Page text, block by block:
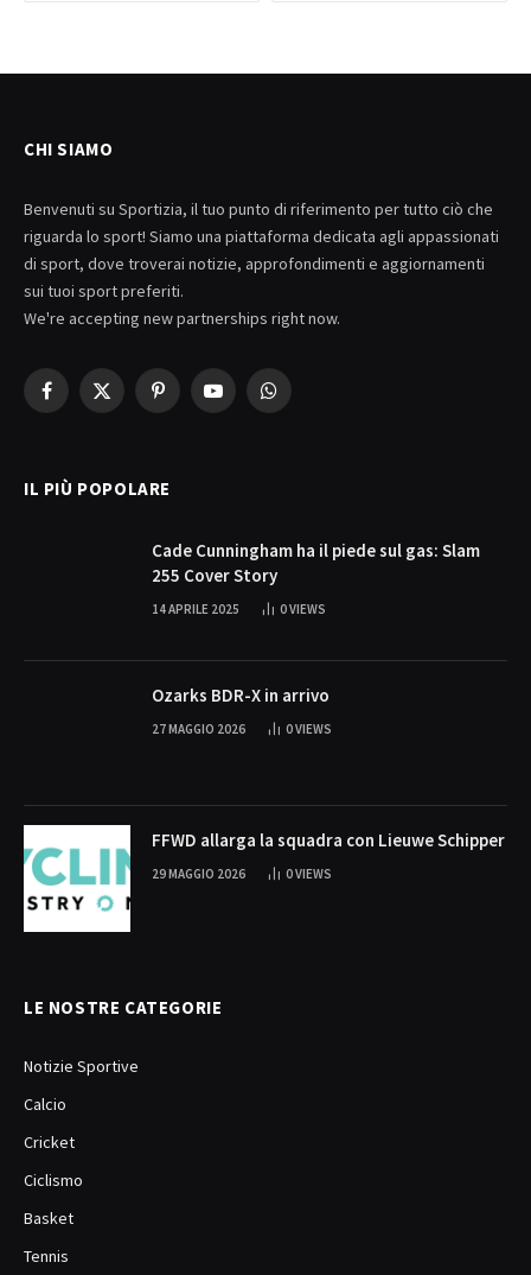
CHI SIAMO
Benvenuti su Sportizia, il tuo punto di riferimento per tutto ciò che
riguarda lo sport! Siamo una piattaforma dedicata agli appassionati
di sport, dove troverai notizie, approfondimenti e aggiornamenti
sui tuoi sport preferiti.
We're accepting new partnerships right now.
Facebook
X
PinterestYouTubeWhatsApp
IL PIÙ POPOLARE
Cade Cunningham ha il piede sul gas: Slam
255 Cover Story
14 APRILE 2025 0VIEWS
Ozarks BDR-X in arrivo
27 MAGGIO 2026 0VIEWS
FFWD allarga la squadra con Lieuwe Schipper
29 MAGGIO 2026 0VIEWS
LE NOSTRE CATEGORIE
Notizie Sportive
Calcio
Cricket
Ciclismo
Basket
Tennis